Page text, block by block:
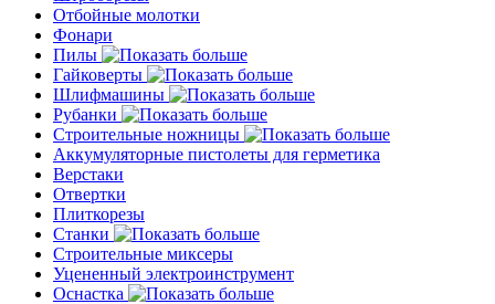
Отбойные молотки
Фонари
Пилы
Гайковерты
Шлифмашины
Рубанки
Строительные ножницы
Аккумуляторные пистолеты для герметика
Верстаки
Отвертки
Плиткорезы
Станки
Строительные миксеры
Уцененный электроинструмент
Оснастка